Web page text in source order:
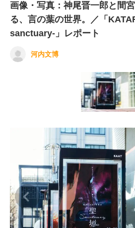
画像・写真：神尾晋一郎と間
る、言の葉の世界。／「
sanctuary-」レポート
河内文博